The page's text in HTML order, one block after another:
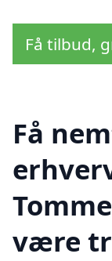
Få tilbud,
Få
være